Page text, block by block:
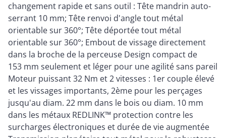
changement rapide et sans outil : Tête mandrin auto-
serrant 10 mm; Tête renvoi d'angle tout métal
orientable sur 360°; Tête déportée tout métal
orientable sur 360°; Embout de vissage directement
dans la broche de la perceuse Design compact de
153 mm seulement et léger pour une agilité sans pareil
Moteur puissant 32 Nm et 2 vitesses : 1er couple élevé
et les vissages importants, 2ème pour les perçages
jusqu'au diam. 22 mm dans le bois ou diam. 10 mm
dans les métaux REDLINK™ protection contre les
surcharges électroniques et durée de vie augmentée